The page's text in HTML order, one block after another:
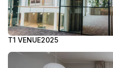
T1 VENUE2025